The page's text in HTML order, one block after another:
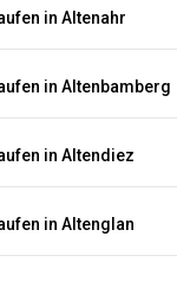
in Altenahr
in Altenbamberg
in Altendiez
in Altenglan